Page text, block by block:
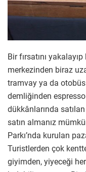
Bir fırsatını
merkezinden biraz
tramvay ya da
demliğinden
dükkânlarında
satın almanız
Parkı’nda kurulan
Turistlerden çok
giyimden, yiyeceği